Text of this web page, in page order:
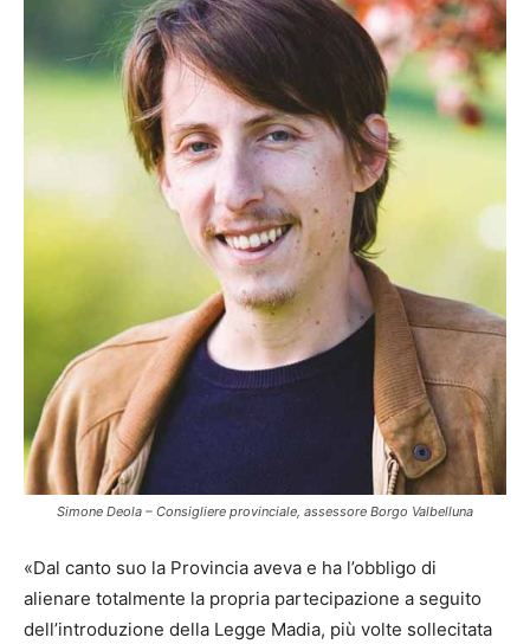
Simone Deola – Consigliere provinciale, assessore Borgo Valbelluna
«Dal canto suo la Provincia aveva e ha l’obbligo di
alienare totalmente la propria partecipazione a seguito
dell’introduzione della Legge Madia, più volte sollecitata